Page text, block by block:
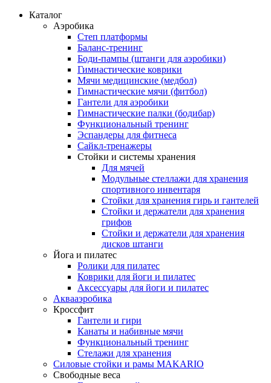
Каталог
Аэробика
Степ платформы
Баланс-тренинг
Боди-пампы (штанги для аэробики)
Гимнастические коврики
Мячи медицинские (медбол)
Гимнастические мячи (фитбол)
Гантели для аэробики
Гимнастические палки (бодибар)
Функциональный тренинг
Эспандеры для фитнеса
Сайкл-тренажеры
Стойки и системы хранения
Для мячей
Модульные стеллажи для хранения
спортивного инвентаря
Стойки для хранения гирь и гантелей
Стойки и держатели для хранения
грифов
Стойки и держатели для хранения
дисков штанги
Йога и пилатес
Ролики для пилатес
Коврики для йоги и пилатес
Аксессуары для йоги и пилатес
Аквааэробика
Кроссфит
Гантели и гири
Канаты и набивные мячи
Функциональный тренинг
Стелажи для хранения
Силовые стойки и рамы MAKARIO
Свободные веса